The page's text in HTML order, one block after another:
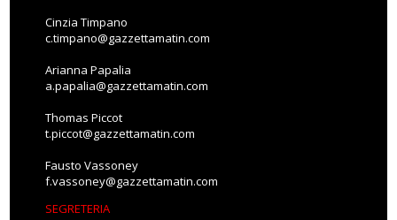
Cinzia Timpano
c.timpano@gazzettamatin.com
Arianna Papalia
a.papalia@gazzettamatin.com
Thomas Piccot
t.piccot@gazzettamatin.com
Fausto Vassoney
f.vassoney@gazzettamatin.com
SEGRETERIA